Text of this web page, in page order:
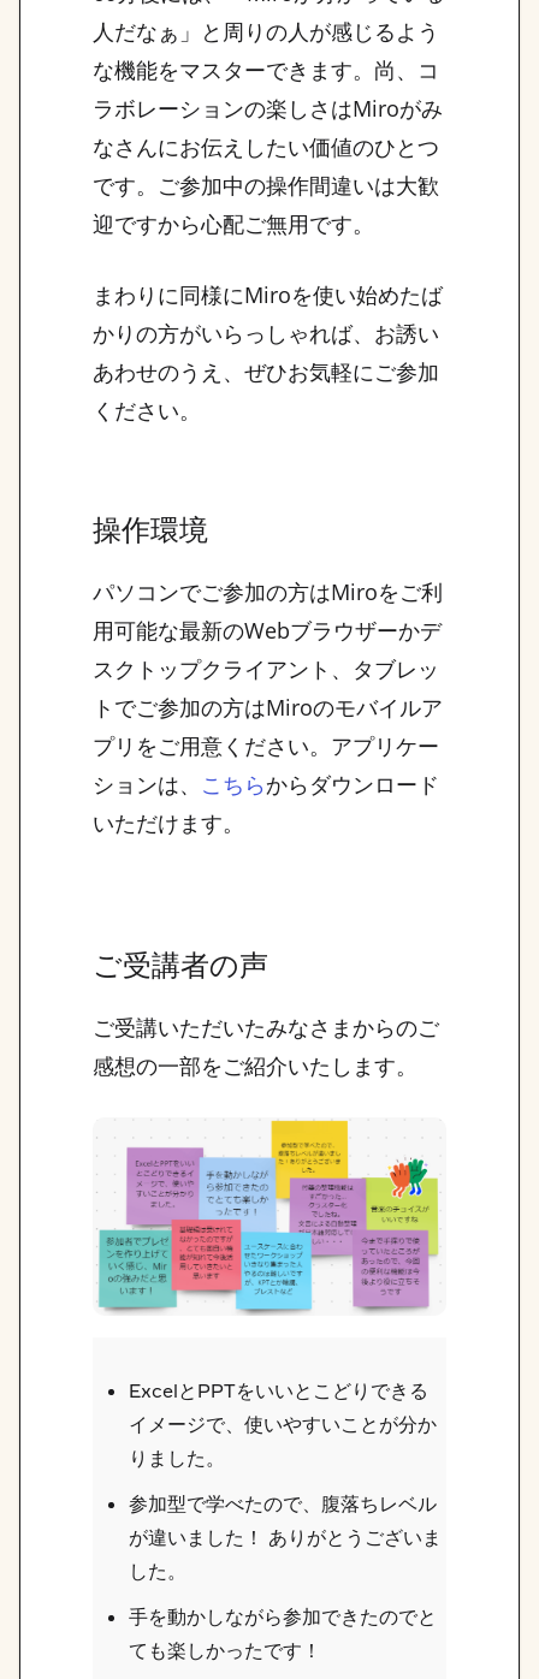
人だなぁ」と周りの人が感じるよう
な機能をマスターできます。尚、コ
ラボレーションの楽しさはMiroがみ
なさんにお伝えしたい価値のひとつ
です。ご参加中の操作間違いは大歓
迎ですから心配ご無用です。
まわりに同様にMiroを使い始めたば
かりの方がいらっしゃれば、お誘い
あわせのうえ、ぜひお気軽にご参加
ください。
操作環境
パソコンでご参加の方はMiroをご利
用可能な最新のWebブラウザーかデ
スクトップクライアント、タブレッ
トでご参加の方はMiroのモバイルア
プリをご用意ください。アプリケー
ションは、
こちらからダウンロード
いただけます。
ご受講者の声
ご受講いただいたみなさまからのご
感想の一部をご紹介いたします。
ExcelとPPTをいいとこどりできる
イメージで、使いやすいことが分か
りました。
参加型で学べたので、腹落ちレベル
が違いました！ ありがとうございま
した。
手を動かしながら参加できたのでと
ても楽しかったです！